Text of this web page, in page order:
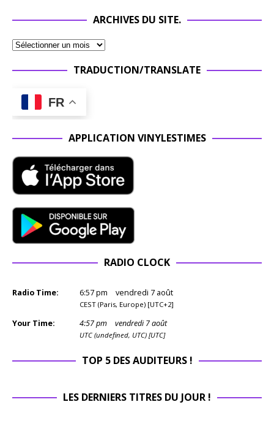
ARCHIVES DU SITE.
TRADUCTION/TRANSLATE
FR
APPLICATION VINYLESTIMES
RADIO CLOCK
Radio Time: 6:57pm vendredi 7 août
CEST (Paris, Europe) [UTC+2]
Your Time: 4:57pm vendredi 7 août
UTC (undefined, UTC) [UTC]
TOP 5 DES AUDITEURS !
LES DERNIERS TITRES DU JOUR !